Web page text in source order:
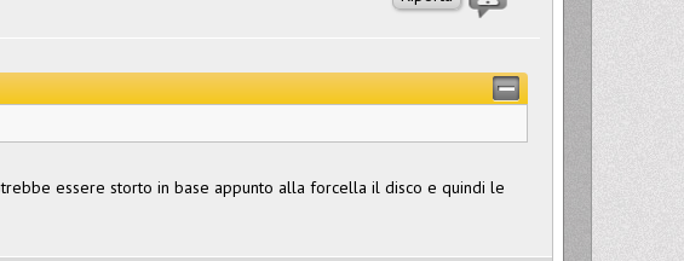
essere storto in base appunto alla forcella il disco e quindi le